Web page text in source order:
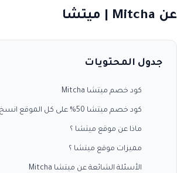
عن Mitcha | ميتشا
جدول المحتويات
كود خصم ميتشا Mitcha
كود خصم ميتشا 50% على كل الموقع انسخ الكود (WAFY)
ماذا عن موقع ميتشا ؟
مميزات موقع ميتشا ؟
الأسئلة الشائعة عن ميتشا Mitcha